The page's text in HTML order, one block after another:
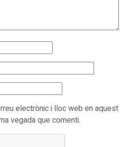
electrònic i lloc web en aquest
vegada que comenti.